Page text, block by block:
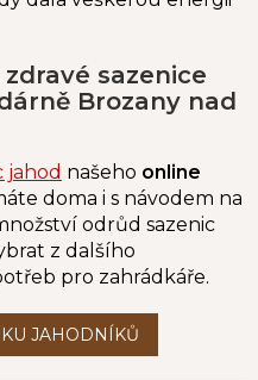
sazenice
Brozany nad
jahod našeho online
doma i s návodem na
odrůd sazenic
z dalšího
pro zahrádkáře.